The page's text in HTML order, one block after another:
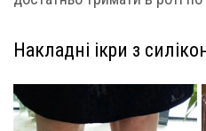
Накладні ікри з